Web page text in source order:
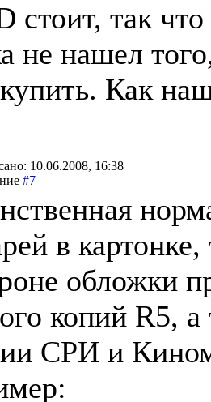
стоит, так
не нашел
Как
10.06.2008, 16:38
#7
в
обложки
копий R5, а
СРИ и